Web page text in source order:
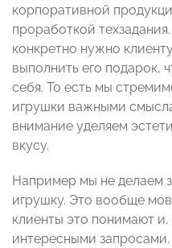
корпоративной
проработкой
конкретно нужно
выполнить его подарок,
себя. То есть мы
игрушки важными
внимание уделяем
вкусу.
Например мы не делаем
игрушку. Это вообще
клиенты это понимают
интересными запросами.